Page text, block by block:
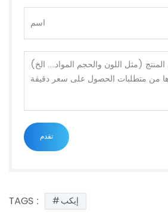
TAGS : إيكب